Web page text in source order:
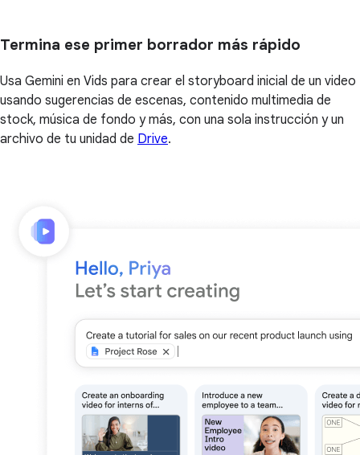
Termina ese primer borrador más rápido
Usa Gemini en Vids para crear el storyboard inicial de un video
usando sugerencias de escenas, contenido multimedia de
stock, música de fondo y más, con una sola instrucción y un
archivo de tu unidad de Drive.